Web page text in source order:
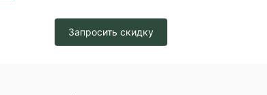
Запросить скидку